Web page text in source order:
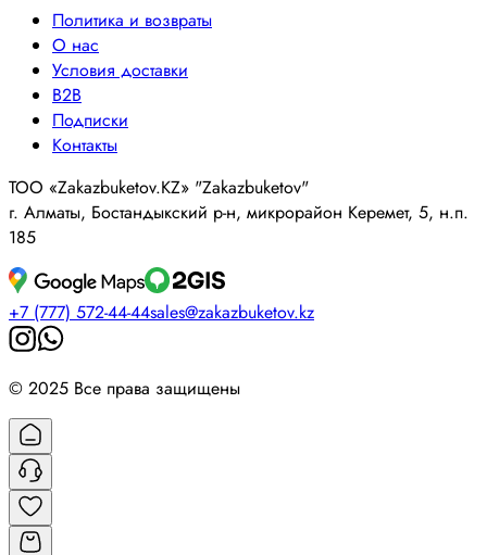
Политика и возвраты
О нас
Условия доставки
B2B
Подписки
Контакты
ТОО «Zakazbuketov.KZ» "Zakazbuketov"
г. Алматы, Бостандыкский р-н, микрорайон Керемет, 5, н.п.
185
+7 (777) 572-44-44sales@zakazbuketov.kz
© 2025 Все права защищены